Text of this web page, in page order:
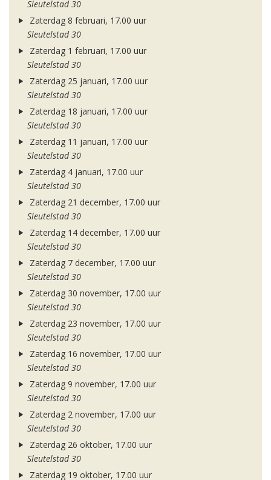
Sleutelstad 30
Zaterdag 8 februari, 17.00 uur
Sleutelstad 30
Zaterdag 1 februari, 17.00 uur
Sleutelstad 30
Zaterdag 25 januari, 17.00 uur
Sleutelstad 30
Zaterdag 18 januari, 17.00 uur
Sleutelstad 30
Zaterdag 11 januari, 17.00 uur
Sleutelstad 30
Zaterdag 4 januari, 17.00 uur
Sleutelstad 30
Zaterdag 21 december, 17.00 uur
Sleutelstad 30
Zaterdag 14 december, 17.00 uur
Sleutelstad 30
Zaterdag 7 december, 17.00 uur
Sleutelstad 30
Zaterdag 30 november, 17.00 uur
Sleutelstad 30
Zaterdag 23 november, 17.00 uur
Sleutelstad 30
Zaterdag 16 november, 17.00 uur
Sleutelstad 30
Zaterdag 9 november, 17.00 uur
Sleutelstad 30
Zaterdag 2 november, 17.00 uur
Sleutelstad 30
Zaterdag 26 oktober, 17.00 uur
Sleutelstad 30
Zaterdag 19 oktober, 17.00 uur